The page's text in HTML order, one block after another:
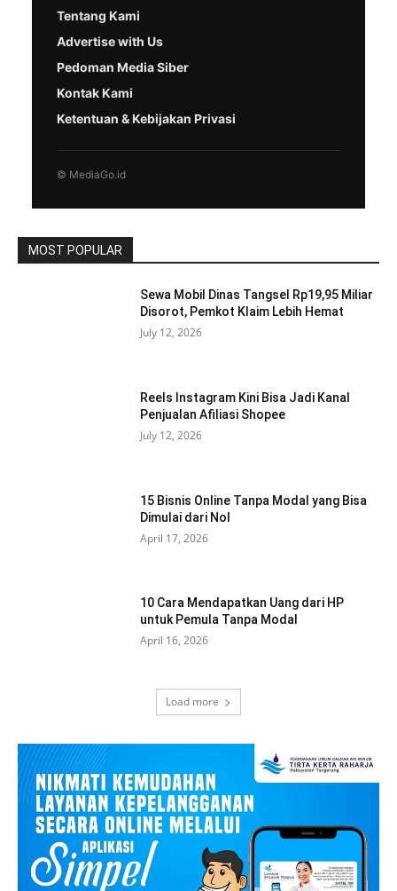
Tentang Kami
Advertise with Us
Pedoman Media Siber
Kontak Kami
Ketentuan & Kebijakan Privasi
© MediaGo.id
MOST POPULAR
Sewa Mobil Dinas Tangsel Rp19,95 Miliar
Disorot, Pemkot Klaim Lebih Hemat
July 12, 2026
Reels Instagram Kini Bisa Jadi Kanal
Penjualan Afiliasi Shopee
July 12, 2026
15 Bisnis Online Tanpa Modal yang Bisa
Dimulai dari Nol
April 17, 2026
10 Cara Mendapatkan Uang dari HP
untuk Pemula Tanpa Modal
April 16, 2026
Load more